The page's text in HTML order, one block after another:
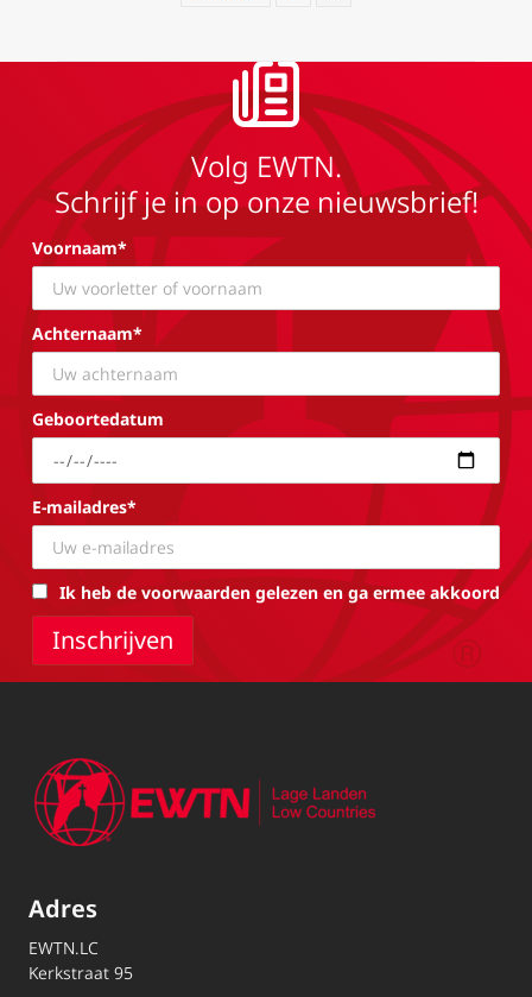
Volg EWTN.
Schrijf je in op onze nieuwsbrief!
Voornaam*
Achternaam*
Geboortedatum
E-mailadres*
Ik heb de voorwaarden gelezen en ga ermee akkoord
Adres
EWTN.LC
Kerkstraat 95